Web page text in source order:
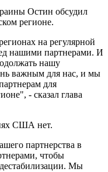
Остин обсудил
регионе.
на регулярной
нашими партнерами. И
нашу
важным для нас, и мы
для
- сказал глава
США нет.
партнерства в
чтобы
Мы